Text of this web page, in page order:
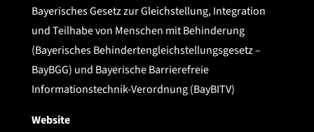
Bayerisches Gesetz zur Gleichstellung, Integration
und Teilhabe von Menschen mit Behinderung
(Bayerisches Behindertengleichstellungsgesetz –
BayBGG) und Bayerische Barrierefreie
Informationstechnik-Verordnung (BayBITV)
Website